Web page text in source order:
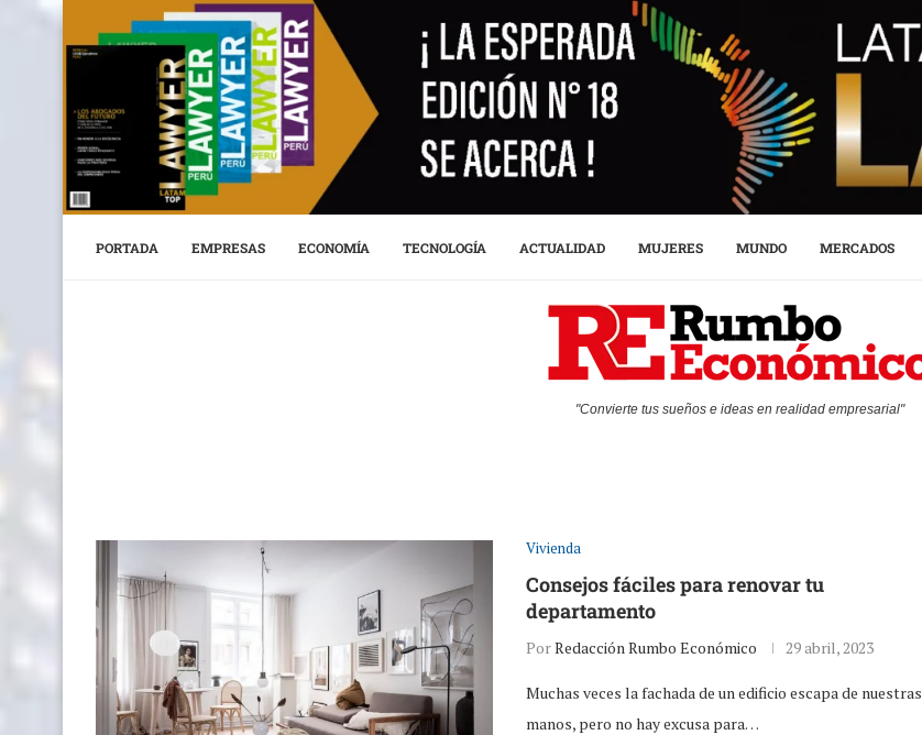
PORTADA EMPRESAS ECONOMÍA TECNOLOGÍA ACTUALIDAD MUJERES MUNDO MERCADOS
"Convierte tus sueños e ideas en realidad empresarial"
Vivienda
Consejos fáciles para renovar tu
departamento
PorRedacción Rumbo Económico 29 abril, 2023
Muchas veces la fachada de un edificio escapa de nuestras
manos, pero no hay excusa para…